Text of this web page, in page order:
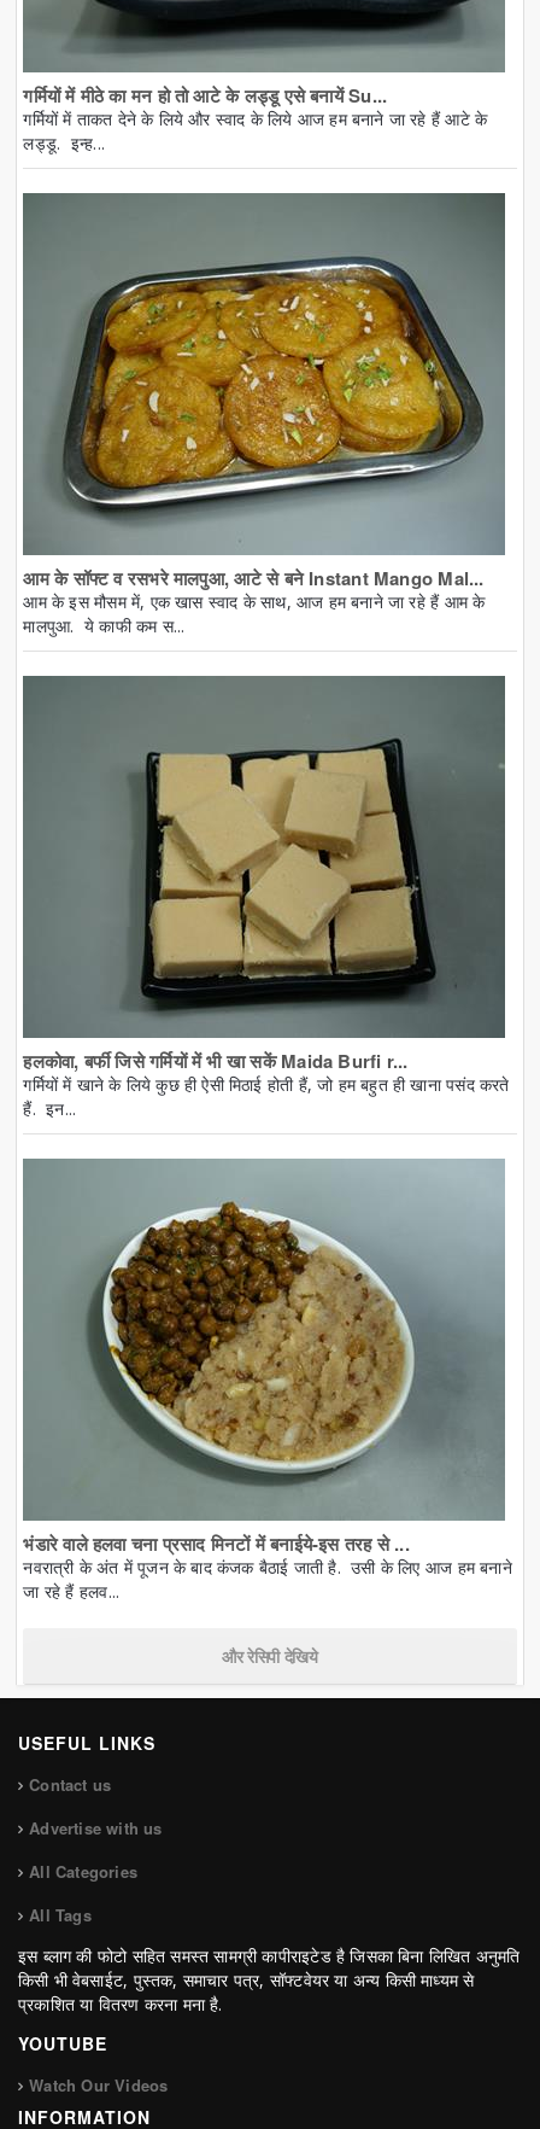
गर्मियों में मीठे का मन हो तो आटे के लड्डू एसे बनायें Su...
गर्मियों में ताकत देने के लिये और स्वाद के लिये आज हम बनाने जा रहे हैं आटे के
लड्डू. इन्ह...
आम के सॉफ्ट व रसभरे मालपुआ, आटे से बने Instant Mango Mal...
आम के इस मौसम में, एक खास स्वाद के साथ, आज हम बनाने जा रहे हैं आम के
मालपुआ. ये काफी कम स...
हलकोवा, बर्फी जिसे गर्मियों में भी खा सकें Maida Burfi r...
गर्मियों में खाने के लिये कुछ ही ऐसी मिठाई होती हैं, जो हम बहुत ही खाना पसंद करते
हैं. इन...
भंडारे वाले हलवा चना प्रसाद मिनटों में बनाईये-इस तरह से ...
नवरात्री के अंत में पूजन के बाद कंजक बैठाई जाती है. उसी के लिए आज हम बनाने
जा रहे हैं हलव...
और रेसिपी देखिये
USEFUL LINKS
Contact us
Advertise with us
All Categories
All Tags
इस ब्लाग की फोटो सहित समस्त सामग्री कापीराइटेड है जिसका बिना लिखित अनुमति
किसी भी वेबसाईट, पुस्तक, समाचार पत्र, सॉफ्टवेयर या अन्य किसी माध्यम से
प्रकाशित या वितरण करना मना है.
YOUTUBE
Watch Our Videos
INFORMATION